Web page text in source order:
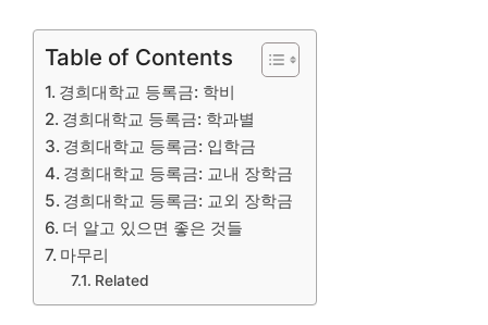
Table of Contents
경희대학교 등록금: 학비
경희대학교 등록금: 학과별
경희대학교 등록금: 입학금
경희대학교 등록금: 교내 장학금
경희대학교 등록금: 교외 장학금
더 알고 있으면 좋은 것들
마무리
Related